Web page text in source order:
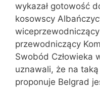
wykazał gotowość
kosowscy
przewodniczący
Swobód Człowieka
uznawali, że na
proponuje Belgrad